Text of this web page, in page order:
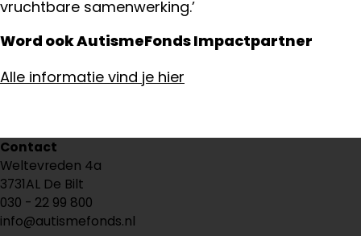
vruchtbare samenwerking.’
Word ook AutismeFonds Impactpartner
Alle informatie vind je hier
dit
bericht
Contact
Weltevreden 4a
3731AL De Bilt
030 - 22 99 800
info@autismefonds.nl